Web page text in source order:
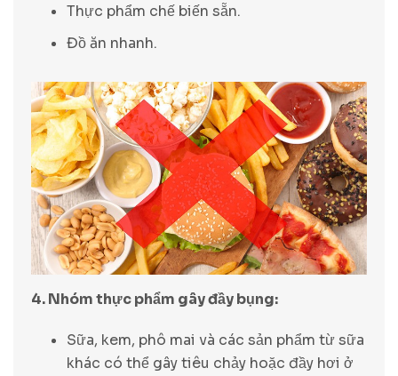
Thực phẩm chế biến sẵn.
Đồ ăn nhanh.
4. Nhóm thực phẩm gây đầy bụng:
Sữa, kem, phô mai và các sản phẩm từ sữa
khác có thể gây tiêu chảy hoặc đầy hơi ở